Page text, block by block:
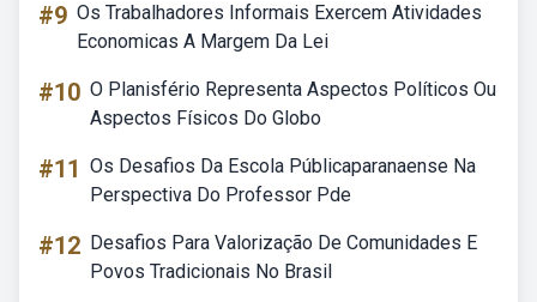
#9 Os Trabalhadores Informais Exercem Atividades
Economicas A Margem Da Lei
#10 O Planisfério Representa Aspectos Políticos Ou
Aspectos Físicos Do Globo
#11 Os Desafios Da Escola Públicaparanaense Na
Perspectiva Do Professor Pde
#12 Desafios Para Valorização De Comunidades E
Povos Tradicionais No Brasil